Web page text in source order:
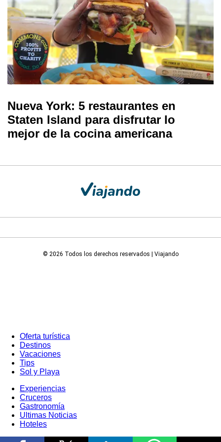
Nueva York: 5 restaurantes en
Staten Island para disfrutar lo
mejor de la cocina americana
© 2026 Todos los derechos reservados | Viajando
Oferta turística
Destinos
Vacaciones
Tips
Sol y Playa
Experiencias
Cruceros
Gastronomía
Ultimas Noticias
Hoteles